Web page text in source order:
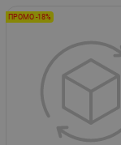
ПРОМО -18%